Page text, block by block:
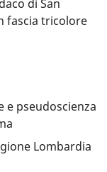
di San
fascia tricolore
e pseudoscienza
Lombardia